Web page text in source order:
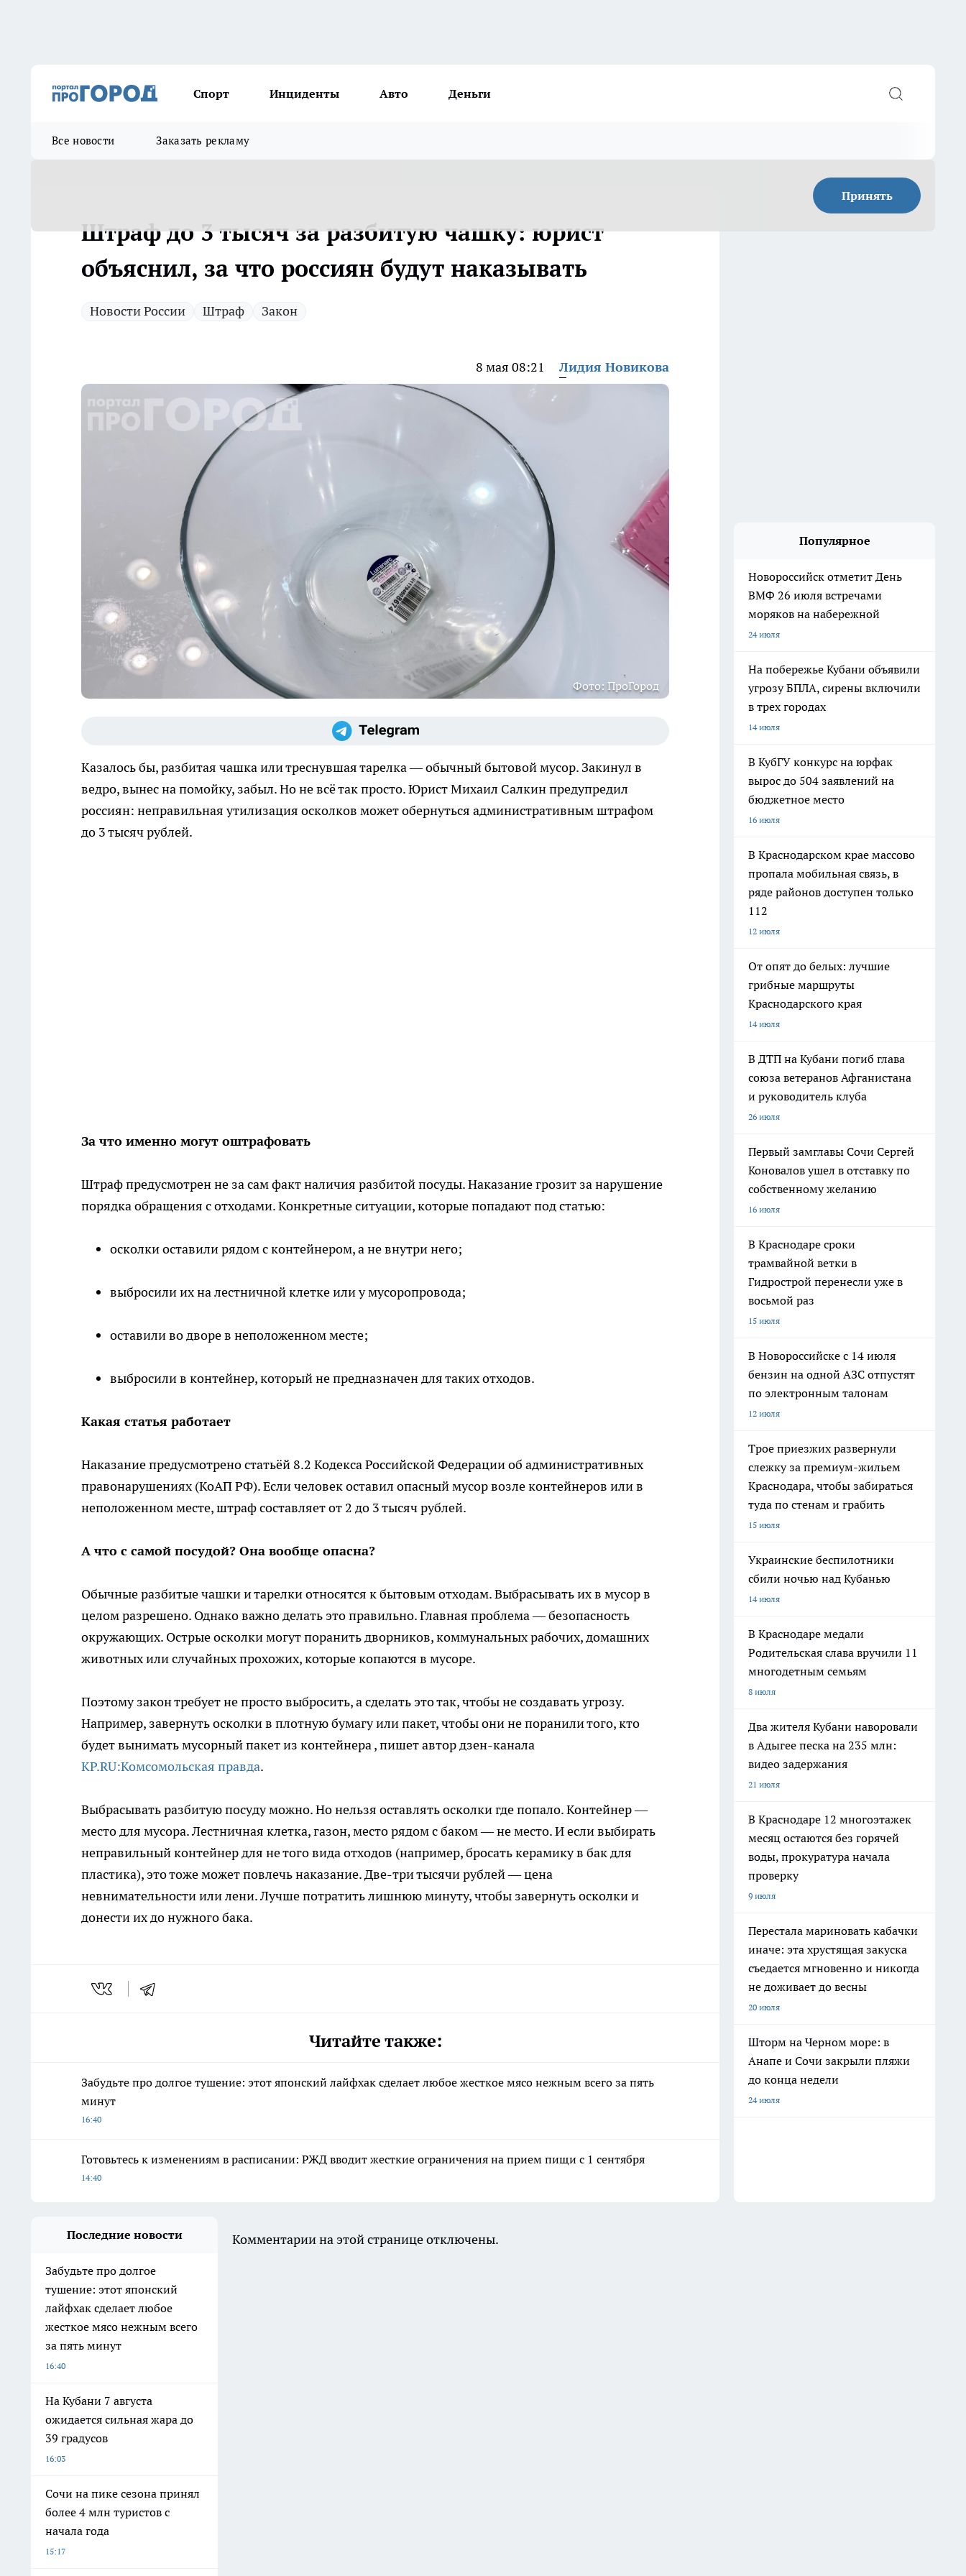
Спорт Инциденты Авто Деньги
Все новости Заказать рекламу
Принять
Штраф до 3 тысяч за разбитую чашку: юрист
объяснил, за что россиян будут наказывать
Новости России Штраф Закон
8 мая 08:21 Лидия Новикова
Фото: ПроГород
Казалось бы, разбитая чашка или треснувшая тарелка — обычный бытовой мусор. Закинул в
ведро, вынес на помойку, забыл. Но не всё так просто. Юрист Михаил Салкин предупредил
россиян: неправильная утилизация осколков может обернуться административным штрафом
до 3 тысяч рублей.
За что именно могут оштрафовать
Штраф предусмотрен не за сам факт наличия разбитой посуды. Наказание грозит за нарушение
порядка обращения с отходами. Конкретные ситуации, которые попадают под статью:
осколки оставили рядом с контейнером, а не внутри него;
выбросили их на лестничной клетке или у мусоропровода;
оставили во дворе в неположенном месте;
выбросили в контейнер, который не предназначен для таких отходов.
Какая статья работает
Наказание предусмотрено статьёй 8.2 Кодекса Российской Федерации об административных
правонарушениях (КоАП РФ). Если человек оставил опасный мусор возле контейнеров или в
неположенном месте, штраф составляет от 2 до 3 тысяч рублей.
А что с самой посудой? Она вообще опасна?
Обычные разбитые чашки и тарелки относятся к бытовым отходам. Выбрасывать их в мусор в
целом разрешено. Однако важно делать это правильно. Главная проблема — безопасность
окружающих. Острые осколки могут поранить дворников, коммунальных рабочих, домашних
животных или случайных прохожих, которые копаются в мусоре.
Поэтому закон требует не просто выбросить, а сделать это так, чтобы не создавать угрозу.
Например, завернуть осколки в плотную бумагу или пакет, чтобы они не поранили того, кто
будет вынимать мусорный пакет из контейнера, пишет автор дзен-канала
KP.RU:Комсомольская правда.
Выбрасывать разбитую посуду можно. Но нельзя оставлять осколки где попало. Контейнер —
место для мусора. Лестничная клетка, газон, место рядом с баком — не место. И если выбирать
неправильный контейнер для не того вида отходов (например, бросать керамику в бак для
пластика), это тоже может повлечь наказание. Две-три тысячи рублей — цена
невнимательности или лени. Лучше потратить лишнюю минуту, чтобы завернуть осколки и
донести их до нужного бака.
Читайте также:
Забудьте про долгое тушение: этот японский лайфхак сделает любое жесткое мясо нежным всего за пять
минут
16:40
Готовьтесь к изменениям в расписании: РЖД вводит жесткие ограничения на прием пищи с 1 сентября
14:40
Популярное
Новороссийск отметит День
ВМФ 26 июля встречами
моряков на набережной
24 июля
На побережье Кубани объявили
угрозу БПЛА, сирены включили
в трех городах
14 июля
В КубГУ конкурс на юрфак
вырос до 504 заявлений на
бюджетное место
16 июля
В Краснодарском крае массово
пропала мобильная связь, в
ряде районов доступен только
112
12 июля
От опят до белых: лучшие
грибные маршруты
Краснодарского края
14 июля
В ДТП на Кубани погиб глава
союза ветеранов Афганистана
и руководитель клуба
26 июля
Первый замглавы Сочи Сергей
Коновалов ушел в отставку по
собственному желанию
16 июля
В Краснодаре сроки
трамвайной ветки в
Гидрострой перенесли уже в
восьмой раз
15 июля
В Новороссийске с 14 июля
бензин на одной АЗС отпустят
по электронным талонам
12 июля
Трое приезжих развернули
слежку за премиум-жильем
Краснодара, чтобы забираться
туда по стенам и грабить
15 июля
Украинские беспилотники
сбили ночью над Кубанью
14 июля
В Краснодаре медали
Родительская слава вручили 11
многодетным семьям
8 июля
Два жителя Кубани наворовали
в Адыгее песка на 235 млн:
видео задержания
21 июля
В Краснодаре 12 многоэтажек
месяц остаются без горячей
воды, прокуратура начала
проверку
9 июля
Перестала мариновать кабачки
иначе: эта хрустящая закуска
съедается мгновенно и никогда
не доживает до весны
20 июля
Шторм на Черном море: в
Анапе и Сочи закрыли пляжи
до конца недели
24 июля
Последние новости
Забудьте про долгое
тушение: этот японский
лайфхак сделает любое
жесткое мясо нежным всего
за пять минут
16:40
На Кубани 7 августа
ожидается сильная жара до
39 градусов
16:03
Сочи на пике сезона принял
более 4 млн туристов с
начала года
15:17
Комментарии на этой странице отключены.